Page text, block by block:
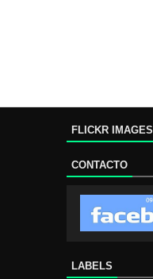
FLICKR IMAGES
CONTACTO
LABELS